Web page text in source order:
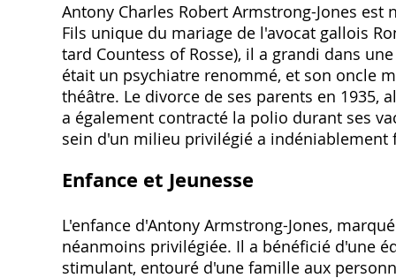
Antony Charles Robert Armstrong-Jones est
Fils unique du mariage de l'avocat gallois
tard Countess of Rosse), il a grandi dans
était un psychiatre renommé, et son oncle
théâtre. Le divorce de ses parents en 1935,
a également contracté la polio durant ses
sein d'un milieu privilégié a indéniablement
Enfance et Jeunesse
L'enfance d'Antony Armstrong-Jones,
néanmoins privilégiée. Il a bénéficié d'une
stimulant, entouré d'une famille aux